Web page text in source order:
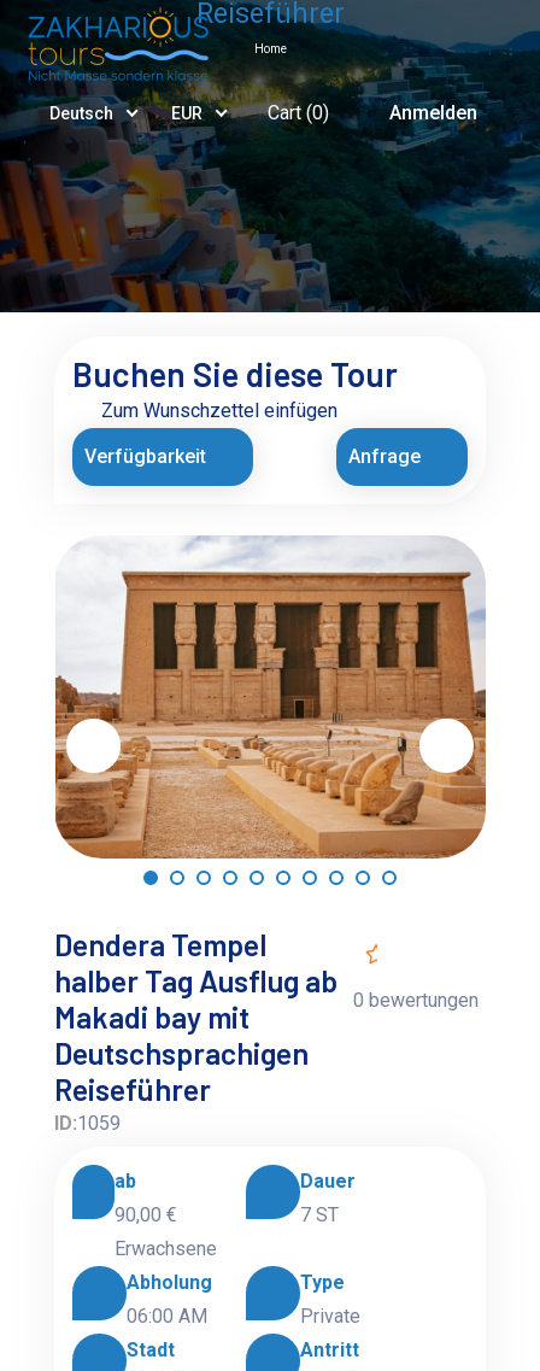
Deutsch EUR Cart (0) Anmelden
Reiseführer
Home
Dendera Tempel
halber Tag Ausflug ab
Makadi bay mit
Deutschsprachigen
Reiseführer
ID:1059
0 bewertungen
ab
90,00 €
Erwachsene
Dauer
7 ST
Abholung
06:00 AM
Type
Private
Stadt
Antritt
Buchen Sie diese Tour
Zum Wunschzettel einfügen
Verfügbarkeit
Anfrage